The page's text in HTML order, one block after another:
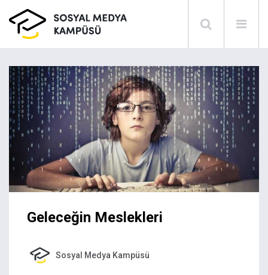
Geleceğin Meslekleri
Sosyal Medya Kampüsü